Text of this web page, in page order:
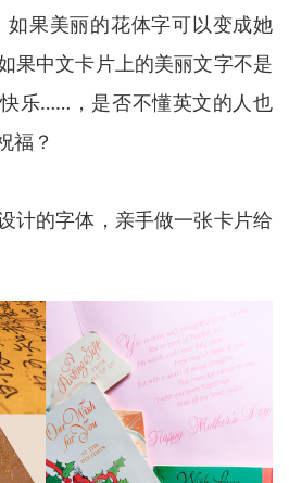
果美丽的花体字可以变成她
果中文卡片上的美丽文字不是
乐……，是否不懂英文的人也
福？
计的字体，亲手做一张卡片给